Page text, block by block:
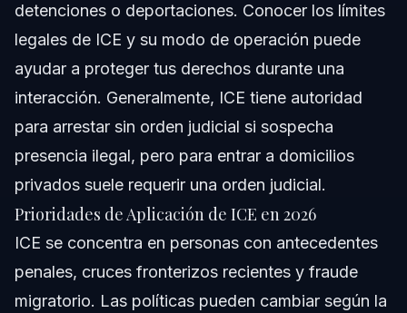
detenciones o deportaciones. Conocer los límites
legales de ICE y su modo de operación puede
ayudar a proteger tus derechos durante una
interacción. Generalmente, ICE tiene autoridad
para arrestar sin orden judicial si sospecha
presencia ilegal, pero para entrar a domicilios
privados suele requerir una orden judicial.
Prioridades de Aplicación de ICE en 2026
ICE se concentra en personas con antecedentes
penales, cruces fronterizos recientes y fraude
migratorio. Las políticas pueden cambiar según la